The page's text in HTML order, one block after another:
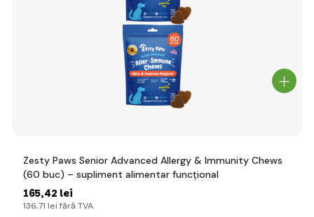
Zesty Paws Senior Advanced Allergy & Immunity Chews
(60 buc) – supliment alimentar funcțional
165,42 lei
136,71 lei fără TVA